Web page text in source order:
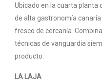
Ubicado en la cuarta planta
de alta gastronomía
fresco de cercanía.
técnicas de vanguardia
producto.
LA LAJA